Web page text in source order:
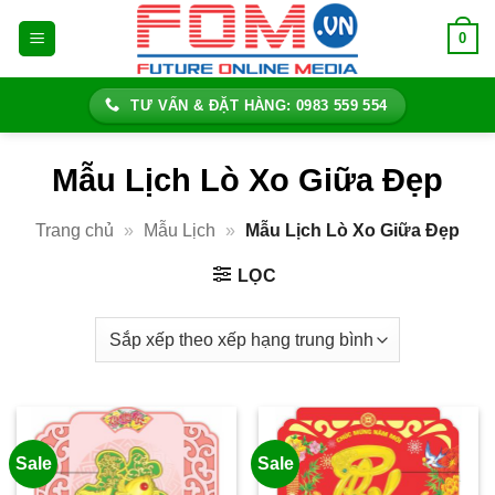
0
TƯ VẤN & ĐẶT HÀNG: 0983 559 554
Mẫu Lịch Lò Xo Giữa Đẹp
Trang chủ » Mẫu Lịch » Mẫu Lịch Lò Xo Giữa Đẹp
LỌC
Sale Sale